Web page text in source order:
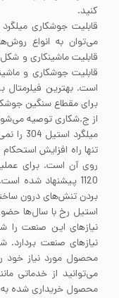
کنید.
می‌توان به انواع
قابلیت جوشکاری و
از ج.شکاری توصیه
1120 پیشنهاد شده
بردن تنش‌های درون
استیل رخ با سال‌ها
نیاز‌های این صنعت را
نیاز‌های صنعت بردارد.
محصول مورد نیاز خود
می‌توانید از خدماتی
محصول خریداری شده